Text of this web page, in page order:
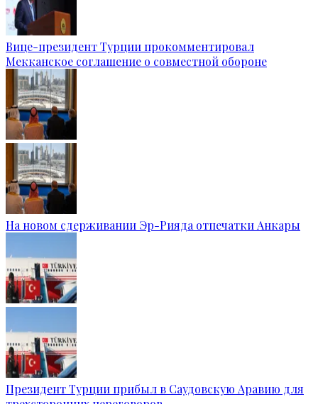
Вице-президент Турции прокомментировал
Мекканское соглашение о совместной обороне
На новом сдерживании Эр-Рияда отпечатки Анкары
Президент Турции прибыл в Саудовскую Аравию для